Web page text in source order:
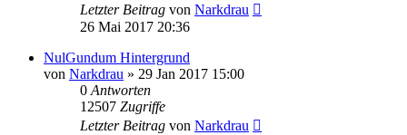
Letzter Beitrag von Narkdrau
26 Mai 2017 20:36
NulGundum Hintergrund
von Narkdrau » 29 Jan 2017 15:00
0 Antworten
12507 Zugriffe
Letzter Beitrag von Narkdrau